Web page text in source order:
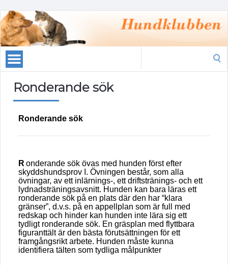
Ronderande sök
Ronderande sök
R onderande sök övas med hunden först efter
skyddshundsprov I. Övningen består, som alla
övningar, av ett inlärnings-, ett driftstränings- och ett
lydnadsträningsavsnitt. Hunden kan bara läras ett
ronderande sök på en plats där den har “klara
gränser”, d.v.s. på en appellplan som är full med
redskap och hinder kan hunden inte lära sig ett
tydligt ronderande sök. En gräsplan med flyttbara
figuranttält är den bästa förutsättningen för ett
framgångsrikt arbete. Hunden måste kunna
identifiera tälten som tydliga målpunkter